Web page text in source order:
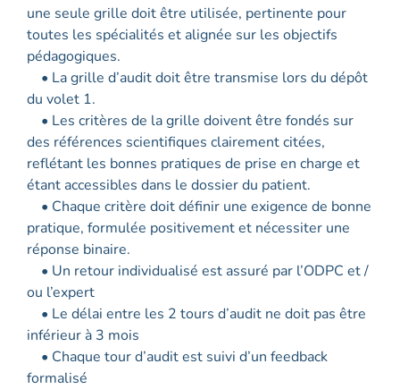
une seule grille doit être utilisée, pertinente pour
toutes les spécialités et alignée sur les objectifs
pédagogiques.
• La grille d’audit doit être transmise lors du dépôt
du volet 1.
• Les critères de la grille doivent être fondés sur
des références scientifiques clairement citées,
reflétant les bonnes pratiques de prise en charge et
étant accessibles dans le dossier du patient.
• Chaque critère doit définir une exigence de bonne
pratique, formulée positivement et nécessiter une
réponse binaire.
• Un retour individualisé est assuré par l’ODPC et /
ou l’expert
• Le délai entre les 2 tours d’audit ne doit pas être
inférieur à 3 mois
• Chaque tour d’audit est suivi d’un feedback
formalisé